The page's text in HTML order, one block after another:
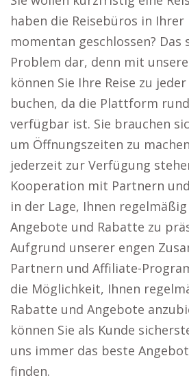
haben die Reisebüros in
momentan geschlossen?
Problem dar, denn mit
können Sie Ihre Reise zu
buchen, da die Plattform
verfügbar ist. Sie brauchen
um Öffnungszeiten zu
jederzeit zur Verfügung
Kooperation mit Partnern
in der Lage, Ihnen
Angebote und Rabatte zu
Aufgrund unserer engen
Partnern und Affiliate-
die Möglichkeit, Ihnen
Rabatte und Angebote
können Sie als Kunde
uns immer das beste
finden.